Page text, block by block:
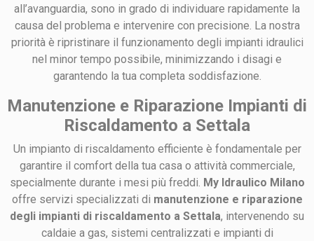
all’avanguardia, sono in grado di individuare rapidamente la
causa del problema e intervenire con precisione. La nostra
priorità è ripristinare il funzionamento degli impianti idraulici
nel minor tempo possibile, minimizzando i disagi e
garantendo la tua completa soddisfazione.
Manutenzione e Riparazione Impianti di
Riscaldamento a Settala
Un impianto di riscaldamento efficiente è fondamentale per
garantire il comfort della tua casa o attività commerciale,
specialmente durante i mesi più freddi. My Idraulico Milano
offre servizi specializzati di manutenzione e riparazione
degli impianti di riscaldamento a Settala, intervenendo su
caldaie a gas, sistemi centralizzati e impianti di